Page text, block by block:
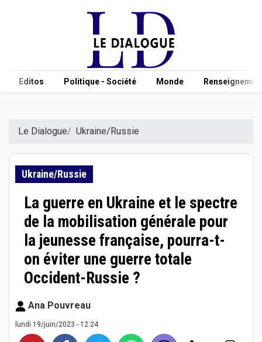
Editos Politique - Société Monde
Le Dialogue Ukraine/Russie
Ukraine/Russie
La guerre en Ukraine et le spectre
de la mobilisation générale pour
la jeunesse française, pourra-t-
on éviter une guerre totale
Occident-Russie ?
Ana Pouvreau
lundi 19/juin/2023 - 12:24